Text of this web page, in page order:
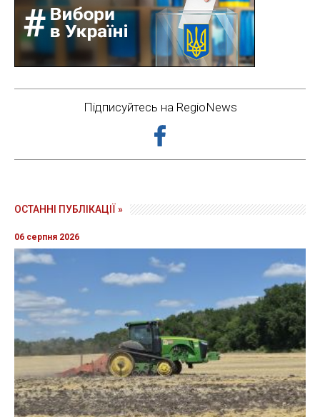
Підписуйтесь на RegioNews
ОСТАННІ ПУБЛІКАЦІЇ »
06 серпня 2026